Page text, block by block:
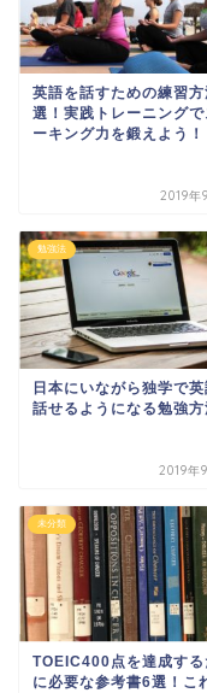
英語を話すための練習
選！実践トレーニング
ーキング力を鍛えよう！
2019年
勉強法
日本にいながら独学で英
話せるようになる勉強方
2019年
未分類
TOEIC400点を達成する
に必要な参考書6選！こ